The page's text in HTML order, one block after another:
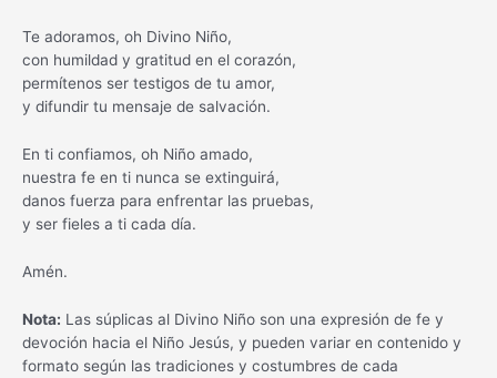
Te adoramos, oh Divino Niño,
con humildad y gratitud en el corazón,
permítenos ser testigos de tu amor,
y difundir tu mensaje de salvación.
En ti confiamos, oh Niño amado,
nuestra fe en ti nunca se extinguirá,
danos fuerza para enfrentar las pruebas,
y ser fieles a ti cada día.
Amén.
Nota: Las súplicas al Divino Niño son una expresión de fe y
devoción hacia el Niño Jesús, y pueden variar en contenido y
formato según las tradiciones y costumbres de cada